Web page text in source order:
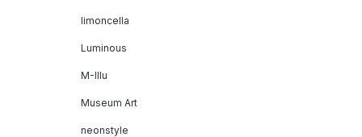
limoncella
Luminous
M-Illu
Museum Art
neonstyle